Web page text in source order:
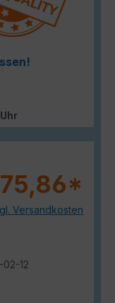
Versandkosten
02-12